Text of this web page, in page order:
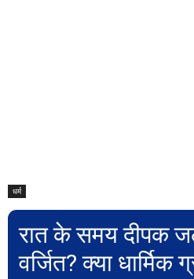
धर्म
रात के समय दीपक
वर्जित? क्या धार्मिक